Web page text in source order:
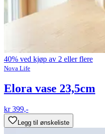
40% ved kjøp av 2 eller flere
Nova Life
Elora vase 23,5cm
kr 399,-
Legg til ønskeliste